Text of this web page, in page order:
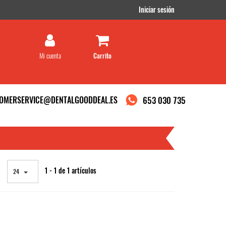
Iniciar sesión
Mi cuenta
653 030 735
24 1 - 1 de 1 artículos